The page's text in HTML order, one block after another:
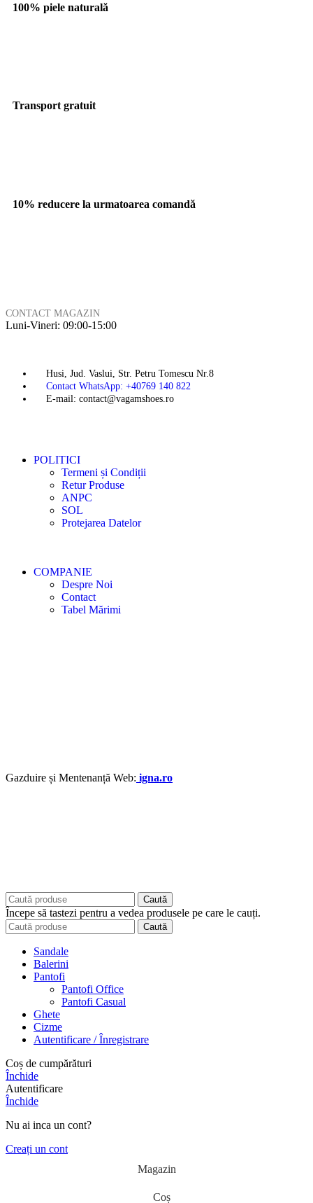
100% piele naturală
Transport gratuit
10% reducere la urmatoarea comandă
CONTACT MAGAZIN
Luni-Vineri: 09:00-15:00
Husi, Jud. Vaslui, Str. Petru Tomescu Nr.8
Contact WhatsApp: +40769 140 822
E-mail: contact@vagamshoes.ro
POLITICI
Termeni și Condiții
Retur Produse
ANPC
SOL
Protejarea Datelor
COMPANIE
Despre Noi
Contact
Tabel Mărimi
Gazduire și Mentenanță Web: igna.ro
Caută
Începe să tastezi pentru a vedea produsele pe care le cauți.
Caută
Sandale
Balerini
Pantofi
Pantofi Office
Pantofi Casual
Ghete
Cizme
Autentificare / Înregistrare
Coș de cumpărături
Închide
Autentificare
Închide
Nu ai inca un cont?
Creați un cont
Magazin
Coș